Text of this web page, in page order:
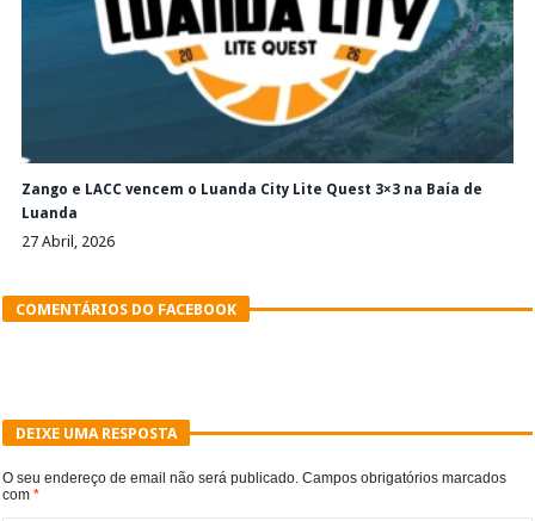
Zango e LACC vencem o Luanda City Lite Quest 3×3 na Baía de
Luanda
27 Abril, 2026
COMENTÁRIOS DO FACEBOOK
DEIXE UMA RESPOSTA
O seu endereço de email não será publicado. Campos obrigatórios marcados
com*